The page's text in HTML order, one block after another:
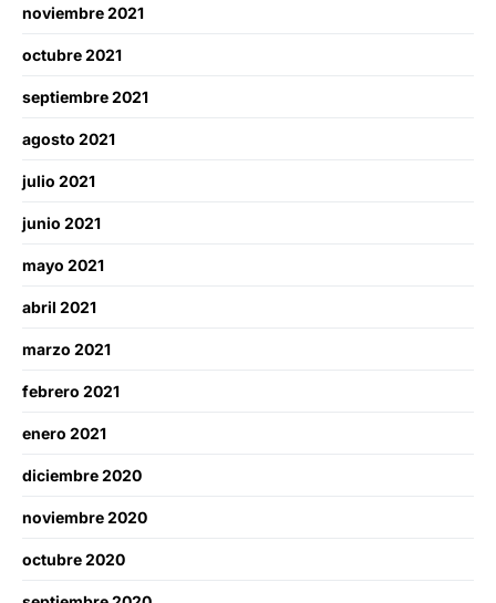
noviembre 2021
octubre 2021
septiembre 2021
agosto 2021
julio 2021
junio 2021
mayo 2021
abril 2021
marzo 2021
febrero 2021
enero 2021
diciembre 2020
noviembre 2020
octubre 2020